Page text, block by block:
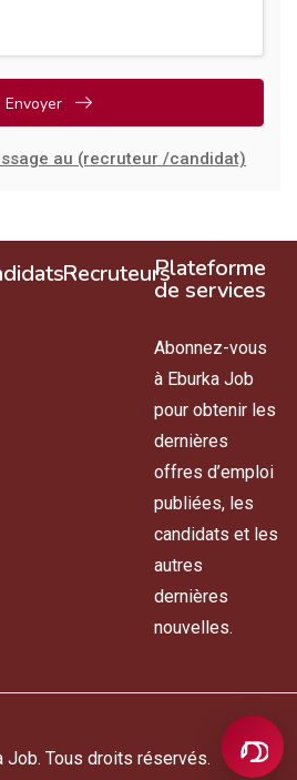
Envoyer
au (recruteur /candidat)
RecruteursPlateforme
de services
Abonnez-vous
à Eburka Job
pour obtenir les
dernières
offres d’emploi
publiées, les
candidats et les
autres
dernières
nouvelles.
Job. Tous droits réservés.